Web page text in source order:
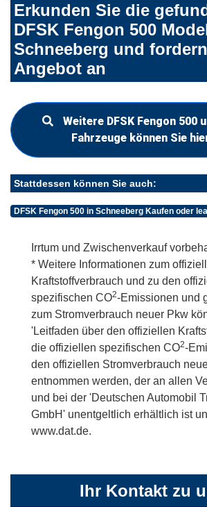
Erkunden Sie die
DFSK Fengon 500
Schneeberg und
Angebot an
Weitere DFSK Fengon 500
Fahrzeuge können Sie
Stattdessen können Sie auch:
DFSK Fengon 500 in Schneeberg Kaufen oder
Irrtum und Zwischenverkauf
* Weitere Informationen zum
Kraftstoffverbrauch und zu den
spezifischen CO2-Emissionen und
zum Stromverbrauch neuer Pkw
'Leitfaden über den offiziellen
die offiziellen spezifischen CO2-
den offiziellen Stromverbrauch
entnommen werden, der an allen
und bei der 'Deutschen Automobil
GmbH' unentgeltlich erhältlich ist
www.dat.de.
Ihr Kontakt zu